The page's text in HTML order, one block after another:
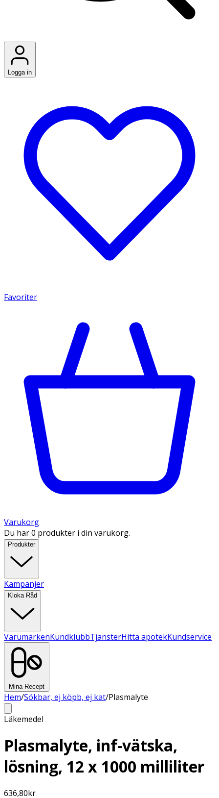
Logga in
Favoriter
Varukorg
Du har 0 produkter i din varukorg.
Produkter
Kampanjer
Kloka Råd
VarumärkenKundklubbTjänsterHitta apotekKundservice
Mina Recept
Hem/Sökbar, ej köpb, ej kat/Plasmalyte
Läkemedel
Plasmalyte, inf-vätska,
lösning, 12 x 1000 milliliter
636,80kr